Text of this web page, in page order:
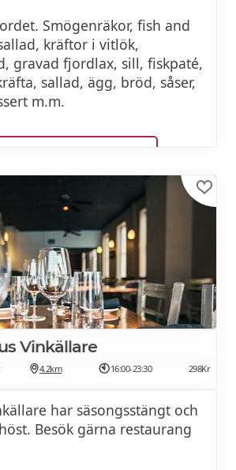
Smögenräkor, fish and
kräftor i vitlök,
gravad fjordlax, sill, fiskpaté,
sallad, ägg, bröd, såser,
m.m.
Vinkällare
4.2km 16:00-23:30 298Kr
har säsongsstängt och
Besök gärna restaurang